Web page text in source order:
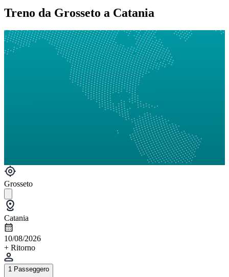
Treno da Grosseto a Catania
Grosseto
Catania
10/08/2026
+ Ritorno
1 Passeggero